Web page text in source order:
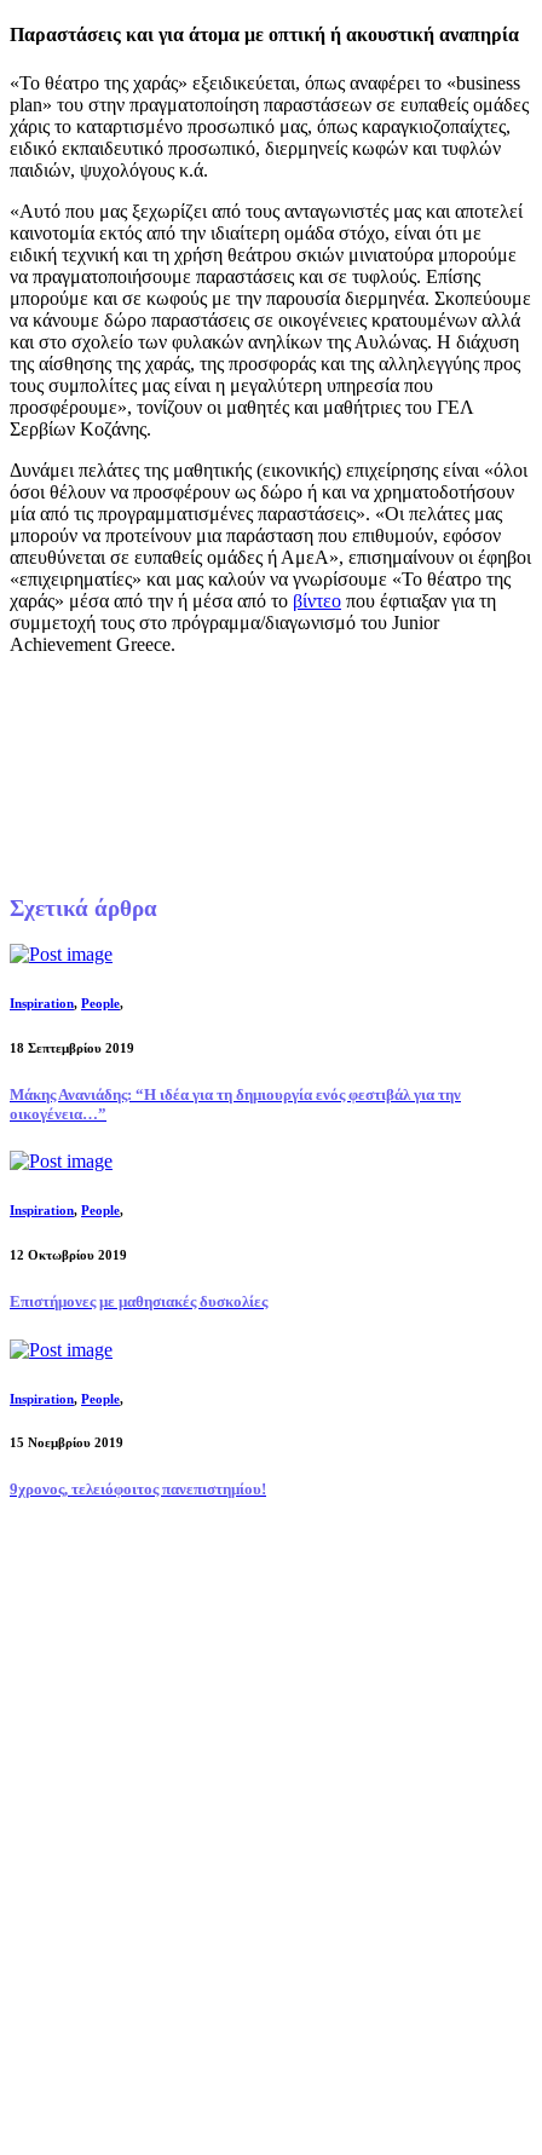
Παραστάσεις και για άτομα με οπτική ή ακουστική αναπηρία
«Το θέατρο της χαράς» εξειδικεύεται, όπως αναφέρει το «business
plan» του στην πραγματοποίηση παραστάσεων σε ευπαθείς ομάδες
χάρις το καταρτισμένο προσωπικό μας, όπως καραγκιοζοπαίχτες,
ειδικό εκπαιδευτικό προσωπικό, διερμηνείς κωφών και τυφλών
παιδιών, ψυχολόγους κ.ά.
«Αυτό που μας ξεχωρίζει από τους ανταγωνιστές μας και αποτελεί
καινοτομία εκτός από την ιδιαίτερη ομάδα στόχο, είναι ότι με
ειδική τεχνική και τη χρήση θεάτρου σκιών μινιατούρα μπορούμε
να πραγματοποιήσουμε παραστάσεις και σε τυφλούς. Επίσης
μπορούμε και σε κωφούς με την παρουσία διερμηνέα. Σκοπεύουμε
να κάνουμε δώρο παραστάσεις σε οικογένειες κρατουμένων αλλά
και στο σχολείο των φυλακών ανηλίκων της Αυλώνας. Η διάχυση
της αίσθησης της χαράς, της προσφοράς και της αλληλεγγύης προς
τους συμπολίτες μας είναι η μεγαλύτερη υπηρεσία που
προσφέρουμε», τονίζουν οι μαθητές και μαθήτριες του ΓΕΛ
Σερβίων Κοζάνης.
Δυνάμει πελάτες της μαθητικής (εικονικής) επιχείρησης είναι «όλοι
όσοι θέλουν να προσφέρουν ως δώρο ή και να χρηματοδοτήσουν
μία από τις προγραμματισμένες παραστάσεις». «Οι πελάτες μας
μπορούν να προτείνουν μια παράσταση που επιθυμούν, εφόσον
απευθύνεται σε ευπαθείς ομάδες ή ΑμεΑ», επισημαίνουν οι έφηβοι
«επιχειρηματίες» και μας καλούν να γνωρίσουμε «Το θέατρο της
χαράς» μέσα από την ή μέσα από το βίντεο που έφτιαξαν για τη
συμμετοχή τους στο πρόγραμμα/διαγωνισμό του Junior
Achievement Greece.
Σχετικά άρθρα
Inspiration, People,
18 Σεπτεμβρίου 2019
Μάκης Ανανιάδης: “Η ιδέα για τη δημιουργία ενός φεστιβάλ για την
οικογένεια…”
Inspiration, People,
12 Οκτωβρίου 2019
Επιστήμονες με μαθησιακές δυσκολίες
Inspiration, People,
15 Νοεμβρίου 2019
9χρονος, τελειόφοιτος πανεπιστημίου!